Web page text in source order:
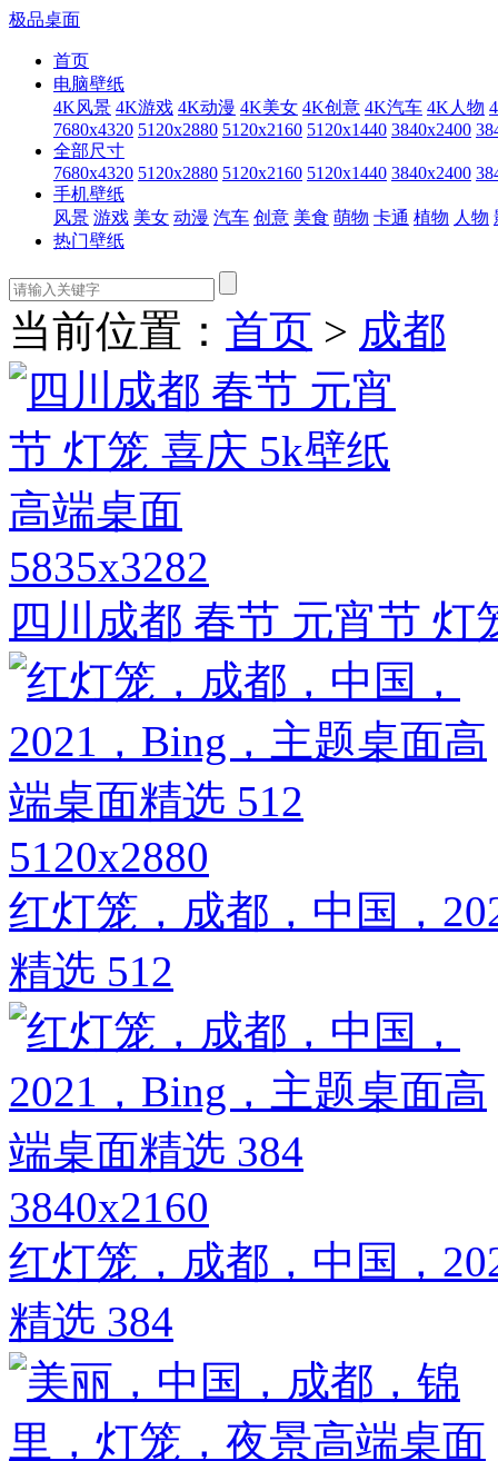
极品桌面
首页
电脑壁纸
4K风景 4K游戏 4K动漫 4K美女 4K创意 4K汽车 4K人物
7680x4320 5120x2880 5120x2160 5120x1440 3840x2400
全部尺寸
7680x4320 5120x2880 5120x2160 5120x1440 3840x2400
手机壁纸
风景 游戏 美女 动漫 汽车 创意 美食 萌物 卡通 植物 人物
热门壁纸
当前位置： 首页 > 成都
5835x3282
四川成都 春节 元宵节
5120x2880
红灯笼，成都，中国，
精选 512
3840x2160
红灯笼，成都，中国，
精选 384